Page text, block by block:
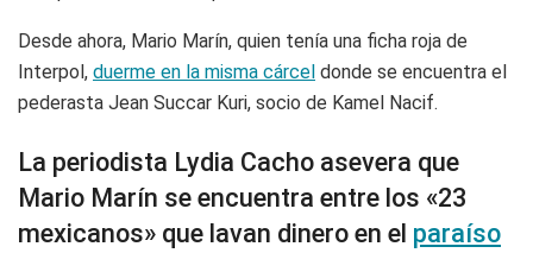
Desde ahora, Mario Marín, quien tenía una ficha roja de
Interpol, duerme en la misma cárcel donde se encuentra el
pederasta Jean Succar Kuri, socio de Kamel Nacif.
La periodista Lydia Cacho asevera que
Mario Marín se encuentra entre los «23
mexicanos» que lavan dinero en el paraíso